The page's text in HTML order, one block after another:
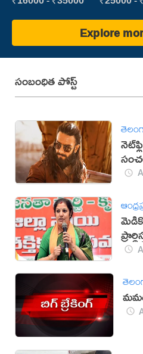
Explore
సంబంధిత పోస్ట్